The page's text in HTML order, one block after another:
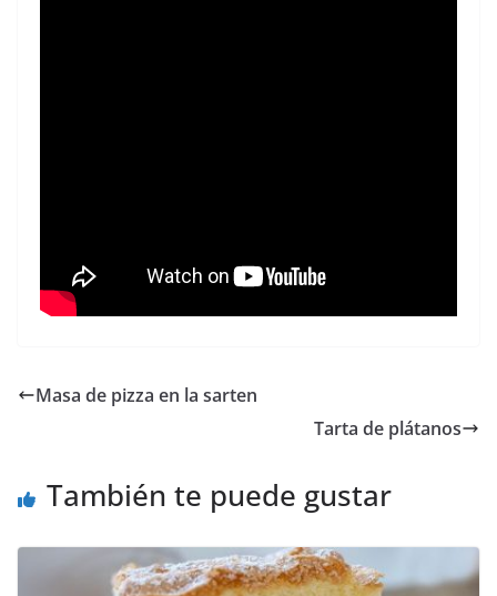
Masa de pizza en la sarten
Tarta de plátanos
También te puede gustar